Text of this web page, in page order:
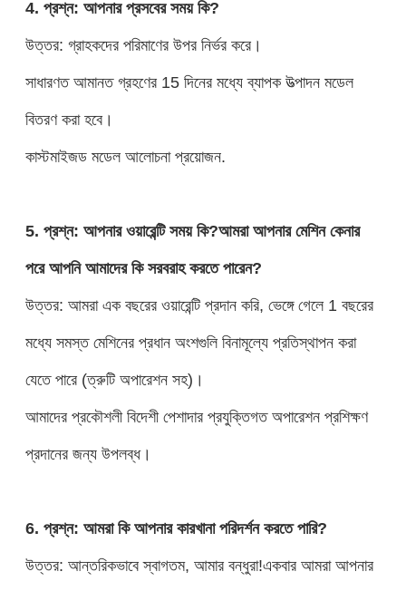
4. প্রশ্ন: আপনার প্রসবের সময় কি?
উত্তর: গ্রাহকদের পরিমাণের উপর নির্ভর করে।
সাধারণত আমানত গ্রহণের 15 দিনের মধ্যে ব্যাপক উত্পাদন মডেল
বিতরণ করা হবে।
কাস্টমাইজড মডেল আলোচনা প্রয়োজন.
5. প্রশ্ন: আপনার ওয়ারেন্টি সময় কি?আমরা আপনার মেশিন কেনার
পরে আপনি আমাদের কি সরবরাহ করতে পারেন?
উত্তর: আমরা এক বছরের ওয়ারেন্টি প্রদান করি, ভেঙ্গে গেলে 1 বছরের
মধ্যে সমস্ত মেশিনের প্রধান অংশগুলি বিনামূল্যে প্রতিস্থাপন করা
যেতে পারে (ত্রুটি অপারেশন সহ)।
আমাদের প্রকৌশলী বিদেশী পেশাদার প্রযুক্তিগত অপারেশন প্রশিক্ষণ
প্রদানের জন্য উপলব্ধ।
6. প্রশ্ন: আমরা কি আপনার কারখানা পরিদর্শন করতে পারি?
উত্তর: আন্তরিকভাবে স্বাগতম, আমার বন্ধুরা!একবার আমরা আপনার